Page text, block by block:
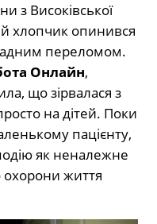
з Високівської
хлопчик опинився
переломом.
Онлайн,
що зірвалася з
на дітей. Поки
пацієнту,
як неналежне
охорони життя